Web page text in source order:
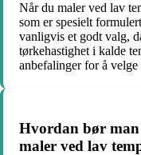
Når du maler ved lav
som er spesielt
vanligvis et godt valg,
tørkehastighet i kalde
anbefalinger for å
Hvordan bør
maler ved lav